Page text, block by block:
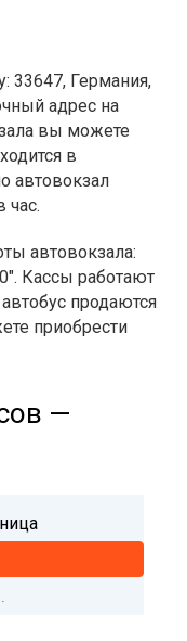
33647, Германия,
адрес на
вы можете
в
автовокзал
час.
автовокзала:
Кассы работают
продаются
приобрести
—